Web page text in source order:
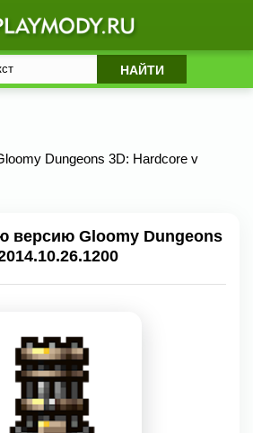
Dungeons 3D: Hardcore v
версию Gloomy Dungeons